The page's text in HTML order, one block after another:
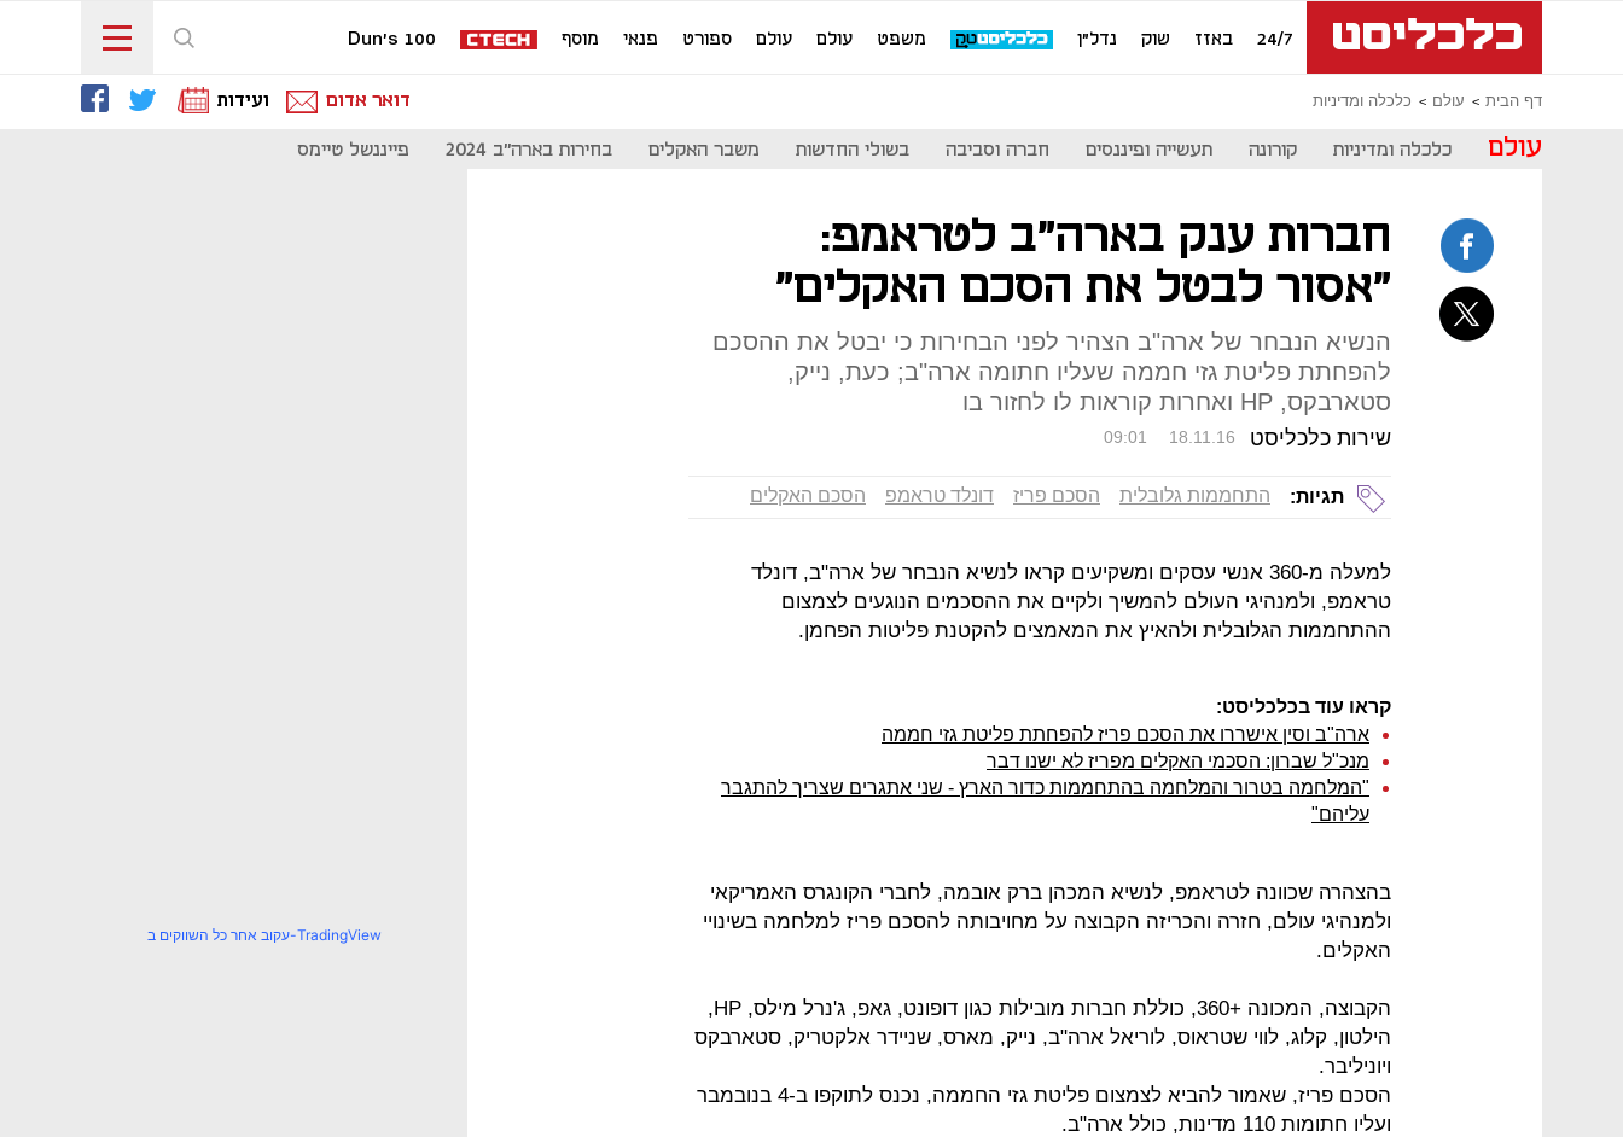
24/7 באזז שוק נדל"ן משפט עולם עולם ספורט פנאי מוסף Dun's 100
דף הבית עולם כלכלה ומדיניות דואר אדום ועידות
עולם כלכלה ומדיניות קורונה תעשייה ופיננסים חברה וסביבה בשולי החדשות משבר האקלים בחירות בארה"ב 2024 פייננשל טיימס
חברות ענק בארה"ב לטראמפ:
"אסור לבטל את הסכם האקלים"
הנשיא הנבחר של ארה"ב הצהיר לפני הבחירות כי יבטל את ההסכם
להפחתת פליטת גזי חממה שעליו חתומה ארה"ב; כעת, נייק,
סטארבקס, HP ואחרות קוראות לו לחזור בו
שירות כלכליסט 09:01 18.11.16
תגיות: התחממות גלובלית הסכם פריז דונלד טראמפ הסכם האקלים
למעלה מ-360 אנשי עסקים ומשקיעים קראו לנשיא הנבחר של ארה"ב, דונלד
טראמפ, ולמנהיגי העולם להמשיך ולקיים את ההסכמים הנוגעים לצמצום
ההתחממות הגלובלית ולהאיץ את המאמצים להקטנת פליטות הפחמן.
קראו עוד בכלכליסט:
ארה"ב וסין אישררו את הסכם פריז להפחתת פליטת גזי חממה
מנכ"ל שברון: הסכמי האקלים מפריז לא ישנו דבר
"המלחמה בטרור והמלחמה בהתחממות כדור הארץ - שני אתגרים שצריך להתגבר
עליהם"
בהצהרה שכוונה לטראמפ, לנשיא המכהן ברק אובמה, לחברי הקונגרס האמריקאי
ולמנהיגי עולם, חזרה והכריזה הקבוצה על מחויבותה להסכם פריז למלחמה בשינויי
האקלים.
הקבוצה, המכונה +360, כוללת חברות מובילות כגון דופונט, גאפ, ג'נרל מילס, HP,
הילטון, קלוג, לווי שטראוס, לוריאל ארה"ב, נייק, מארס, שניידר אלקטריק, סטארבקס
ויוניליבר.
הסכם פריז, שאמור להביא לצמצום פליטת גזי החממה, נכנס לתוקפו ב-4 בנובמבר
ועליו חתומות 110 מדינות, כולל ארה"ב.
עקוב אחר כל השווקים ב-TradingView